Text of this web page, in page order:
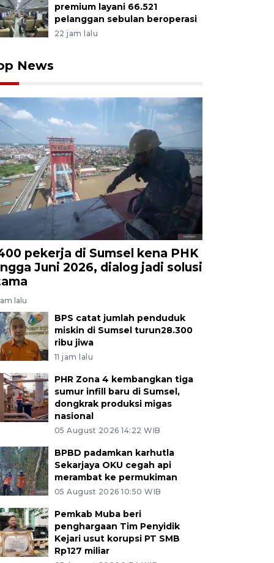
premium layani 66.521
pelanggan sebulan beroperasi
22 jam lalu
News
pekerja di Sumsel kena PHK
Juni 2026, dialog jadi solusi
lalu
BPS catat jumlah penduduk
miskin di Sumsel turun28.300
ribu jiwa
11 jam lalu
PHR Zona 4 kembangkan tiga
sumur infill baru di Sumsel,
dongkrak produksi migas
nasional
05 August 2026 14:22 WIB
BPBD padamkan karhutla
Sekarjaya OKU cegah api
merambat ke permukiman
05 August 2026 10:50 WIB
Pemkab Muba beri
penghargaan Tim Penyidik
Kejari usut korupsi PT SMB
Rp127 miliar